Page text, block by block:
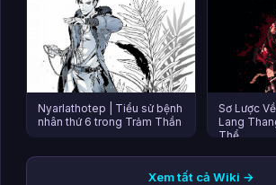
Nyarlathotep | Tiểu sử bệnh
nhân thứ 6 trong Trảm Thần
Sơ Lược
Lang
Thể
Xem tất cả Wiki →